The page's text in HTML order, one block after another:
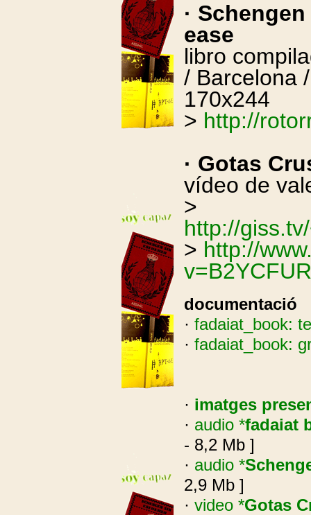
·
ease
libro
/ Barcelona
170x244
> http://
· Gotas
vídeo de
>
http://
> http://
documentació
· fadaiat_book:
· fadaiat_book:
· imatges
· audio *fadaiat
- 8,2 Mb ]
· audio *
2,9 Mb ]
· video *Gotas